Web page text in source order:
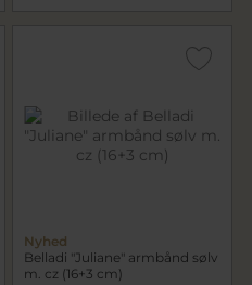
Nyhed
Belladi "Juliane" armbånd sølv
m. cz (16+3 cm)